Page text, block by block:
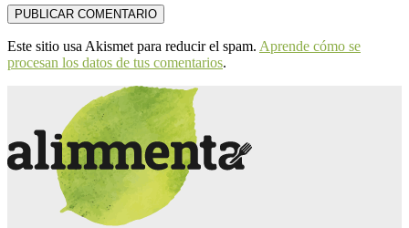
Este sitio usa Akismet para reducir el spam. Aprende cómo se
procesan los datos de tus comentarios.